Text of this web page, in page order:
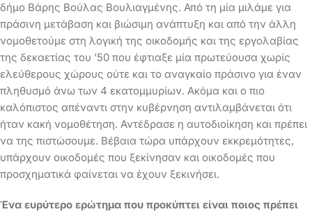
δήμο Βάρης Βούλας Βουλιαγμένης. Από τη μία μιλάμε για
πράσινη μετάβαση και βιώσιμη ανάπτυξη και από την άλλη
νομοθετούμε στη λογική της οικοδομής και της εργολαβίας
της δεκαετίας του ’50 που έφτιαξε μία πρωτεύουσα χωρίς
ελεύθερους χώρους ούτε και το αναγκαίο πράσινο για έναν
πληθυσμό άνω των 4 εκατομμυρίων. Ακόμα και ο πιο
καλόπιστος απέναντι στην κυβέρνηση αντιλαμβάνεται ότι
ήταν κακή νομοθέτηση. Αντέδρασε η αυτοδιοίκηση και πρέπει
να της πιστώσουμε. Βέβαια τώρα υπάρχουν εκκρεμότητες,
υπάρχουν οικοδομές που ξεκίνησαν και οικοδομές που
προσχηματικά φαίνεται να έχουν ξεκινήσει.
Ένα ευρύτερο ερώτημα που προκύπτει είναι ποιος πρέπει